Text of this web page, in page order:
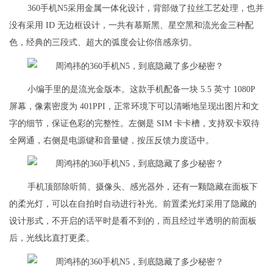
360手机N5采用金属一体化设计，背部做了拉丝工艺处理，也并
没有采用 ID 无边框设计，一共有慕斯黑、星空黑和流光金三种配
色，经典的三段式、超大的弧度会让你倍感亲切。
小编手里的是流光金版本。这款手机配备一块 5.5 英寸 1080P
屏幕，像素密度为 401PPI，正常环境下可以清晰地呈现出图片和文
字的细节，保证色彩的完整性。左侧是 SIM 卡卡槽，支持双卡双待
全网通，右侧是电源键和音量键，按压反馈力度适中。
手机顶部除听筒、摄像头、感光器外，还有一颗隐藏在面板下
的柔光灯，可以在自拍时自动进行补光。前置柔光灯采用了隐藏的
设计形式，不开启的话平时是看不到的，而且经过半透明的前面板
后，光线比直打更柔。